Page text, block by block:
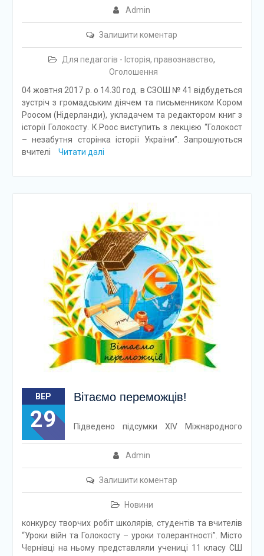
Admin
Залишити коментар
Для педагогів - Історія, правознавство,
Оголошення
04 жовтня 2017 р. о 14.30 год. в СЗОШ № 41 відбудеться
зустріч з громадським діячем та письменником Кором
Роосом (Нідерланди), укладачем та редактором книг з
історії Голокосту. К.Роос виступить з лекцією “Голокост
– незабутня сторінка історії України”. Запрошуються
вчителі
Читати далі
ВЕР
29
Вітаємо переможців!
Admin
Залишити коментар
Новини
Підведено підсумки ХІV Міжнародного
конкурсу творчих робіт школярів, студентів та вчителів
“Уроки війн та Голокосту – уроки толерантності”. Місто
Чернівці на ньому представляли учениці 11 класу СШ